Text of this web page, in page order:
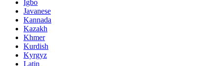
Igbo
Javanese
Kannada
Kazakh
Khmer
Kurdish
Kyrgyz
Latin